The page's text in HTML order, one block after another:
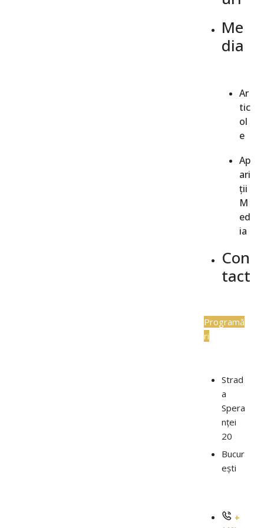
Me
dia
Ar
tic
ol
e
Ap
ari
ții
M
ed
ia
Con
tact
Programă
ri
Strad
a
Spera
nței
20
Bucur
ești
+